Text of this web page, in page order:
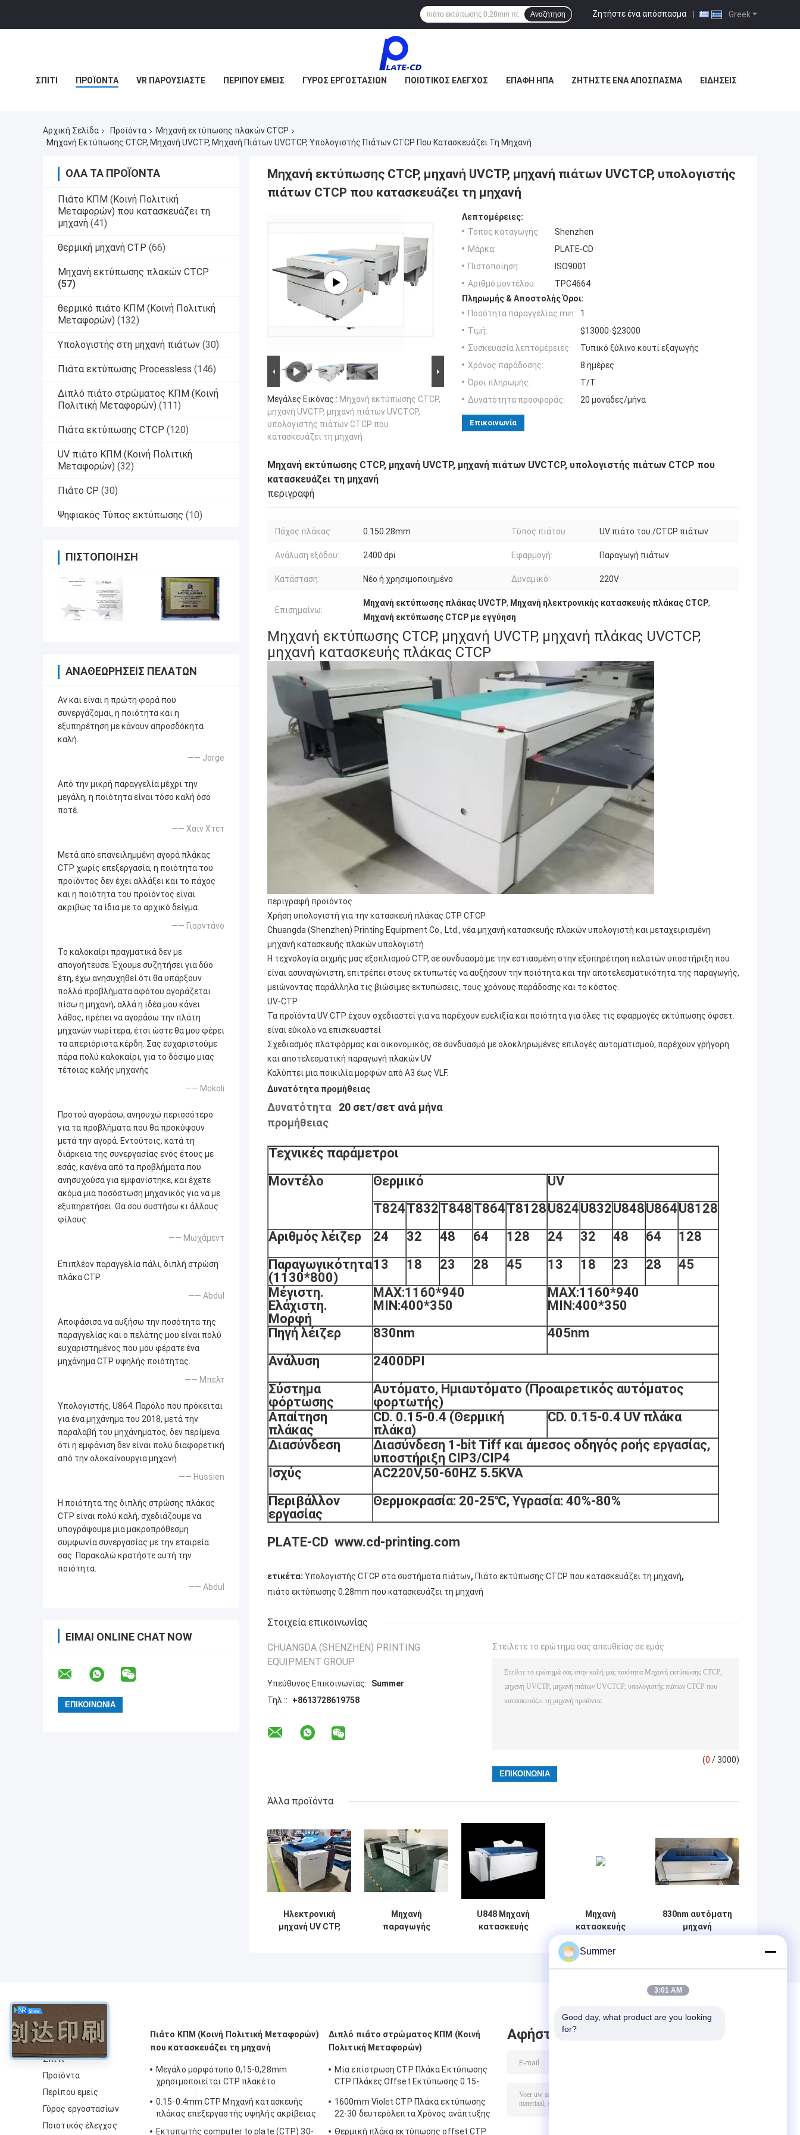
Greek
Ζητήστε ένα απόσπασμα |
Αναζήτηση
ΣΠΊΤΙ ΠΡΟΪΌΝΤΑ VR ΠΑΡΟΥΣΙΆΣΤΕ ΠΕΡΊΠΟΥ ΕΜΕΊΣ ΓΎΡΟΣ ΕΡΓΟΣΤΑΣΊΩΝ ΠΟΙΟΤΙΚΌΣ ΈΛΕΓΧΟΣ ΕΠΑΦΉ ΗΠΑ ΖΗΤΉΣΤΕ ΈΝΑ ΑΠΌΣΠΑΣΜΑ ΕΙΔΉΣΕΙΣ
Αρχική Σελίδα Προϊόντα
Μηχανή εκτύπωσης πλακών CTCP
Μηχανή Εκτύπωσης CTCP, Μηχανή UVCTP, Μηχανή Πιάτων UVCTCP, Υπολογιστής Πιάτων CTCP Που Κατασκευάζει Τη Μηχανή
ΌΛΑ ΤΑ ΠΡΟΪΌΝΤΑ
Πιάτο ΚΠΜ (Κοινή Πολιτική
Μεταφορών) που κατασκευάζει τη
μηχανή (41)
θερμική μηχανή CTP (66)
Μηχανή εκτύπωσης πλακών CTCP
(57)
θερμικό πιάτο ΚΠΜ (Κοινή Πολιτική
Μεταφορών) (132)
Υπολογιστής στη μηχανή πιάτων (30)
Πιάτα εκτύπωσης Processless (146)
Διπλό πιάτο στρώματος ΚΠΜ (Κοινή
Πολιτική Μεταφορών) (111)
Πιάτα εκτύπωσης CTCP (120)
UV πιάτο ΚΠΜ (Κοινή Πολιτική
Μεταφορών) (32)
Πιάτο CP (30)
Ψηφιακός Τύπος εκτύπωσης (10)
ΠΙΣΤΟΠΟΊΗΣΗ
ΑΝΑΘΕΩΡΉΣΕΙΣ ΠΕΛΑΤΏΝ
Αν και είναι η πρώτη φορά που
συνεργάζομαι, η ποιότητα και η
εξυπηρέτηση με κάνουν απροσδόκητα
καλή.
—— Jorge
Από την μικρή παραγγελία μέχρι την
μεγάλη, η ποιότητα είναι τόσο καλή όσο
ποτέ.
—— Χαιν Χτετ
Μετά από επανειλημμένη αγορά πλάκας
CTP χωρίς επεξεργασία, η ποιότητα του
προϊόντος δεν έχει αλλάξει και το πάχος
και η ποιότητα του προϊόντος είναι
ακριβώς τα ίδια με το αρχικό δείγμα.
—— Γιορντάνο
Το καλοκαίρι πραγματικά δεν με
απογοήτευσε. Έχουμε συζητήσει για δύο
έτη, έχω ανησυχηθεί ότι θα υπάρξουν
πολλά προβλήματα αφότου αγοράζεται
πίσω η μηχανή, αλλά η ιδέα μου κάνει
λάθος, πρέπει να αγοράσω την πλάτη
μηχανών νωρίτερα, έτσι ώστε θα μου φέρει
τα απεριόριστα κέρδη. Σας ευχαριστούμε
πάρα πολύ καλοκαίρι, για το δόσιμο μιας
τέτοιας καλής μηχανής
—— Mokoli
Προτού αγοράσω, ανησυχώ περισσότερο
για τα προβλήματα που θα προκύψουν
μετά την αγορά. Εντούτοις, κατά τη
διάρκεια της συνεργασίας ενός έτους με
εσάς, κανένα από τα προβλήματα που
ανησυχούσα για εμφανίστηκε, και έχετε
ακόμα μια ποσόστωση μηχανικός για να με
εξυπηρετήσει. Θα σου συστήσω κι άλλους
φίλους.
—— Μωχάμεντ
Επιπλέον παραγγελία πάλι, διπλή στρώση
πλάκα CTP.
—— Abdul
Αποφάσισα να αυξήσω την ποσότητα της
παραγγελίας και ο πελάτης μου είναι πολύ
ευχαριστημένος που μου φέρατε ένα
μηχάνημα CTP υψηλής ποιότητας.
—— Μπελτ
Υπολογιστής, U864. Παρόλο που πρόκειται
για ένα μηχάνημα του 2018, μετά την
παραλαβή του μηχάνηματος, δεν περίμενα
ότι η εμφάνιση δεν είναι πολύ διαφορετική
από την ολοκαίνουργια μηχανή.
—— Hussien
Η ποιότητα της διπλής στρώσης πλάκας
CTP είναι πολύ καλή, σχεδιάζουμε να
υπογράψουμε μια μακροπρόθεσμη
συμφωνία συνεργασίας με την εταιρεία
σας. Παρακαλώ κρατήστε αυτή την
ποιότητα.
—— Abdul
ΕΊΜΑΙ ONLINE CHAT NOW
Μηχανή εκτύπωσης CTCP, μηχανή UVCTP, μηχανή πιάτων UVCTCP, υπολογιστής
πιάτων CTCP που κατασκευάζει τη μηχανή
Μεγάλες Εικόνας : Μηχανή εκτύπωσης CTCP,
μηχανή UVCTP, μηχανή πιάτων UVCTCP,
υπολογιστής πιάτων CTCP που
κατασκευάζει τη μηχανή
Λεπτομέρειες:
Τόπος καταγωγής:
Shenzhen
Μάρκα:
PLATE-CD
Πιστοποίηση:
ISO9001
Αριθμό μοντέλου:
TPC4664
Πληρωμής & Αποστολής Όροι:
Ποσότητα παραγγελίας min:
1
Τιμή:
$13000-$23000
Συσκευασία λεπτομέρειες:
Τυπικό ξύλινο κουτί εξαγωγής
Χρόνος παράδοσης:
8 ημέρες
Όροι πληρωμής:
T/T
Δυνατότητα προσφοράς:
20 μονάδες/μήνα
Επικοινωνία
Μηχανή εκτύπωσης CTCP, μηχανή UVCTP, μηχανή πιάτων UVCTCP, υπολογιστής πιάτων CTCP που
κατασκευάζει τη μηχανή
περιγραφή
Πάχος πλάκας: 0.150.28mm Τύπος πιάτου: UV πιάτο του /CTCP πιάτων
Ανάλυση εξόδου: 2400 dpi Εφαρμογή: Παραγωγή πιάτων
Κατάσταση: Νέο ή χρησιμοποιημένο Δυναμικό: 220V
Επισημαίνω:
Μηχανή εκτύπωσης πλάκας UVCTP, Μηχανή ηλεκτρονικής κατασκευής πλάκας CTCP,
Μηχανή εκτύπωσης CTCP με εγγύηση
Μηχανή εκτύπωσης CTCP, μηχανή UVCTP, μηχανή πλάκας UVCTCP,
μηχανή κατασκευής πλάκας CTCP
περιγραφή προϊόντος
Χρήση υπολογιστή για την κατασκευή πλάκας CTP CTCP
Chuangda (Shenzhen) Printing Equipment Co., Ltd., νέα μηχανή κατασκευής πλακών υπολογιστή και μεταχειρισμένη
μηχανή κατασκευής πλακών υπολογιστή
Η τεχνολογία αιχμής μας εξοπλισμού CTP, σε συνδυασμό με την εστιασμένη στην εξυπηρέτηση πελατών υποστήριξη που
είναι ασυναγώνιστη, επιτρέπει στους εκτυπωτές να αυξήσουν την ποιότητα και την αποτελεσματικότητα της παραγωγής,
μειώνοντας παράλληλα τις βιώσιμες εκτυπώσεις, τους χρόνους παράδοσης και το κόστος.
UV-CTP
Τα προϊόντα UV CTP έχουν σχεδιαστεί για να παρέχουν ευελιξία και ποιότητα για όλες τις εφαρμογές εκτύπωσης όφσετ.
είναι εύκολο να επισκευαστεί
Σχεδιασμός πλατφόρμας και οικονομικός, σε συνδυασμό με ολοκληρωμένες επιλογές αυτοματισμού, παρέχουν γρήγορη
και αποτελεσματική παραγωγή πλακών UV
Καλύπτει μια ποικιλία μορφών από A3 έως VLF.
Δυνατότητα προμήθειας
Δυνατότητα
προμήθειας
20 σετ/σετ ανά μήνα
Τεχνικές παράμετροι
Μοντέλο
Θερμικό
UV
T824T832T848T864T8128U824U832U848U864U8128
Αριθμός λέιζερ
24 32 48 64 128 24 32 48 64
128
Παραγωγικότητα
(1130*800)
13 18 23 28 45 13 18 23 28
45
Μέγιστη.
Ελάχιστη.
Μορφή
MAX:1160*940
MIN:400*350
MAX:1160*940
MIN:400*350
Πηγή λέιζερ
830nm
405nm
Ανάλυση
2400DPI
Σύστημα
φόρτωσης
Αυτόματο, Ημιαυτόματο (Προαιρετικός αυτόματος
φορτωτής)
Απαίτηση
πλάκας
CD. 0.15-0.4 (Θερμική
πλάκα)
CD. 0.15-0.4 UV πλάκα
Διασύνδεση
Διασύνδεση 1-bit Tiff και άμεσος οδηγός ροής εργασίας,
υποστήριξη CIP3/CIP4
Ισχύς
AC220V,50-60HZ 5.5KVA
Περιβάλλον
εργασίας
Θερμοκρασία: 20-25℃, Υγρασία: 40%-80%
PLATE-CD www.cd-printing.com
ετικέτα: Υπολογιστής CTCP στα συστήματα πιάτων, Πιάτο εκτύπωσης CTCP που κατασκευάζει τη μηχανή,
πιάτο εκτύπωσης 0.28mm που κατασκευάζει τη μηχανή
Στοιχεία επικοινωνίας
CHUANGDA (SHENZHEN) PRINTING
EQUIPMENT GROUP
Υπεύθυνος Επικοινωνίας:
Summer
Τηλ.::
+8613728619758
Στείλετε το ερώτημά σας απευθείας σε εμάς
(0 / 3000)
Άλλα προϊόντα
Ηλεκτρονική
μηχανή UV CTP,
Μηχανή
παραγωγής
U848 Μηχανή
κατασκευής
Μηχανή
κατασκευής
Imaging UV CTP
830nm αυτόματη
μηχανή
περίπου
Σπίτι
Προϊόντα
Περίπου εμείς
Γύρος εργοστασίων
Ποιοτικός έλεγχος
Πιάτο ΚΠΜ (Κοινή Πολιτική Μεταφορών)
που κατασκευάζει τη μηχανή
Μεγάλο μορφότυπο 0,15-0,28mm
χρησιμοποιείται CTP πλακέτο
κατασκευής μηχανή 830nm γρήγορη
ταχύτητα
0.15-0.4mm CTP Μηχανή κατασκευής
πλάκας επεξεργαστής υψηλής ακρίβειας
Εκτυπωτής computer to plate (CTP) 30-
Διπλό πιάτο στρώματος ΚΠΜ (Κοινή
Πολιτική Μεταφορών)
Μία επίστρωση CTP Πλάκα Εκτύπωσης
CTP Πλάκες Offset Εκτύπωσης 0.15-
1600mm Violet CTP Πλάκα εκτύπωσης
22-30 δευτερόλεπτα Χρόνος ανάπτυξης
Θερμική πλάκα εκτύπωσης offset CTP
Αφήστε μήνυμα
Summer
3:01 AM
Good day, what product are you looking
for?